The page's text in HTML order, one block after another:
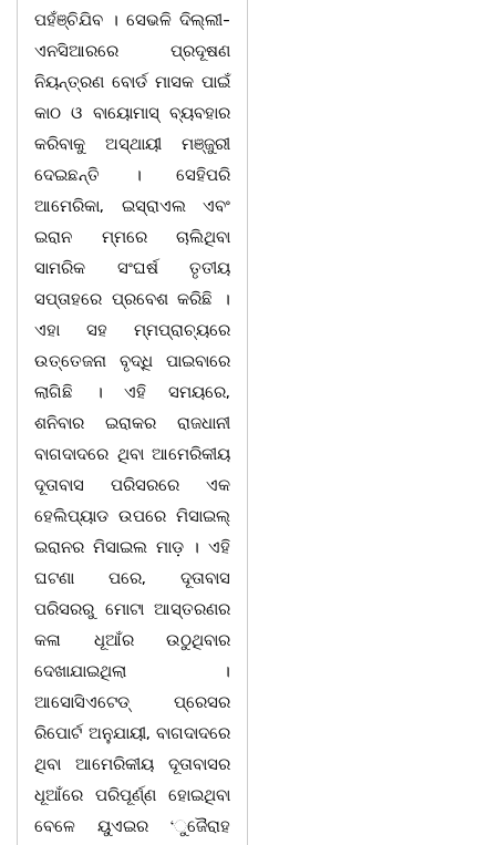
ପହଁଞ୍ଚିଯିବ । ସେଭଳି ଦିଲ୍ଲୀ-
ଏନସିଆରରେ ପ୍ରଦୂଷଣ
ନିୟନ୍ତ୍ରଣ ବୋର୍ଡ ମାସକ ପାଇଁ
କାଠ ଓ ବାୟୋମାସ୍ ବ୍ୟବହାର
କରିବାକୁ ଅସ୍ଥାୟୀ ମଞ୍ଜୁରୀ
ଦେଇଛନ୍ତି । ସେହିପରି
ଆମେରିକା, ଇସ୍ରାଏଲ ଏବଂ
ଇରାନ ମ୍ମରେ ଚାଲିଥିବା
ସାମରିକ ସଂଘର୍ଷ ତୃତୀୟ
ସପ୍ତାହରେ ପ୍ରବେଶ କରିଛି ।
ଏହା ସହ ମ୍ମପ୍ରାଚ୍ୟରେ
ଉତ୍ତେଜନା ବୃଦ୍ଧି ପାଇବାରେ
ଲାଗିଛି । ଏହି ସମୟରେ,
ଶନିବାର ଇରାକର ରାଜଧାନୀ
ବାଗଦାଦରେ ଥିବା ଆମେରିକୀୟ
ଦୂତାବାସ ପରିସରରେ ଏକ
ହେଲିପ୍ୟାଡ ଉପରେ ମିସାଇଲ୍
ଇରାନର ମିସାଇଲ ମାଡ଼ । ଏହି
ଘଟଣା ପରେ, ଦୂତାବାସ
ପରିସରରୁ ମୋଟା ଆସ୍ତରଣର
କଳା ଧୂଆଁର ଉଠୁଥିବାର
ଦେଖାଯାଇଥିଲା ।
ଆସୋସିଏଟେଡ୍ ପ୍ରେସର
ରିପୋର୍ଟ ଅନୁଯାୟୀ, ବାଗଦାଦରେ
ଥିବା ଆମେରିକୀୟ ଦୂତାବାସର
ଧୂଆଁରେ ପରିପୂର୍ଣ୍ଣ ହୋଇଥିବା
ବେଳେ ୟୁଏଇର ‘ୁଜୈରାହ